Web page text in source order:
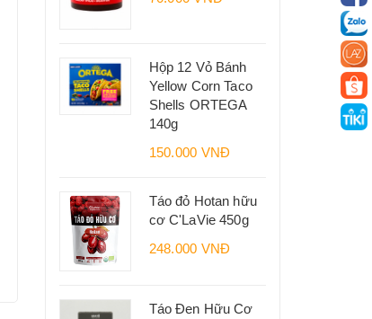
Hộp 12 Vỏ Bánh
Yellow Corn Taco
Shells ORTEGA
140g
150.000 VNĐ
Táo đỏ Hotan hữu
cơ C'LaVie 450g
248.000 VNĐ
Táo Đen Hữu Cơ